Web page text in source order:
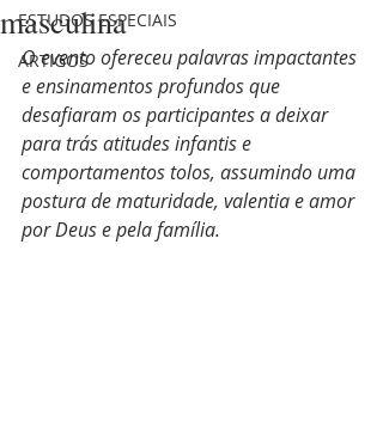
ESTUDOS ESPECIAIS
ARTIGOS
masculina
O evento ofereceu palavras impactantes
e ensinamentos profundos que
desafiaram os participantes a deixar
para trás atitudes infantis e
comportamentos tolos, assumindo uma
postura de maturidade, valentia e amor
por Deus e pela família.